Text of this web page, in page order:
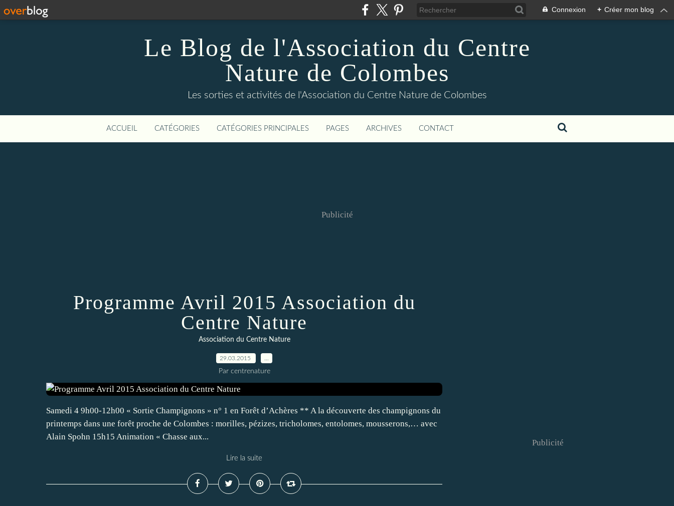
Connexion + Créer mon blog
Le Blog de l'Association du Centre
Nature de Colombes
Les sorties et activités de l'Association du Centre Nature de Colombes
ACCUEIL CATÉGORIES CATÉGORIES PRINCIPALES PAGES ARCHIVES CONTACT
Publicité
Programme Avril 2015 Association du
Centre Nature
Association du Centre Nature
29.03.2015
Par centrenature
Samedi 4 9h00-12h00 « Sortie Champignons » n° 1 en Forêt d’Achères ** A la découverte des champignons du
printemps dans une forêt proche de Colombes : morilles, pézizes, tricholomes, entolomes, mousserons,… avec
Alain Spohn 15h15 Animation « Chasse aux...
Lire la suite
Publicité